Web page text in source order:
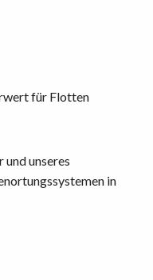
für Flotten
unseres
in